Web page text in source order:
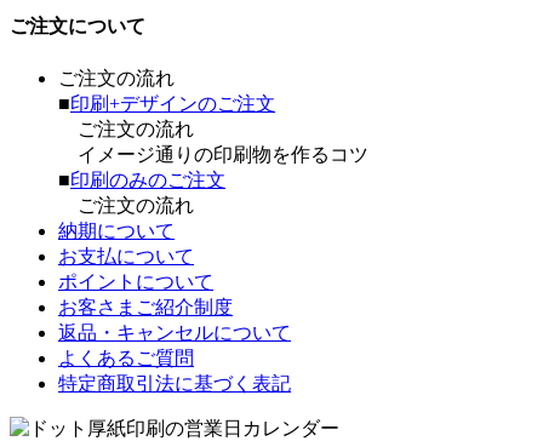
ご注文について
ご注文の流れ
■印刷+デザインのご注文
ご注文の流れ
イメージ通りの印刷物を作るコツ
■印刷のみのご注文
ご注文の流れ
納期について
お支払について
ポイントについて
お客さまご紹介制度
返品・キャンセルについて
よくあるご質問
特定商取引法に基づく表記